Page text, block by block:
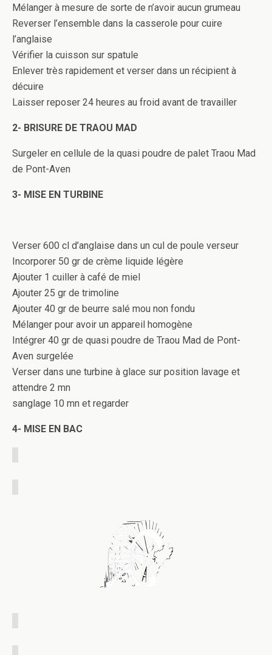
Mélanger à mesure de sorte de n’avoir aucun grumeau
Reverser l’ensemble dans la casserole pour cuire
l’anglaise
Vérifier la cuisson sur spatule
Enlever très rapidement et verser dans un récipient à
décuire
Laisser reposer 24 heures au froid avant de travailler
2- BRISURE DE TRAOU MAD
Surgeler en cellule de la quasi poudre de palet Traou Mad
de Pont-Aven
3- MISE EN TURBINE
Verser 600 cl d’anglaise dans un cul de poule verseur
Incorporer 50 gr de crème liquide légère
Ajouter 1 cuiller à café de miel
Ajouter 25 gr de trimoline
Ajouter 40 gr de beurre salé mou non fondu
Mélanger pour avoir un appareil homogène
Intégrer 40 gr de quasi poudre de Traou Mad de Pont-
Aven surgelée
Verser dans une turbine à glace sur position lavage et
attendre 2 mn
sanglage 10 mn et regarder
4- MISE EN BAC